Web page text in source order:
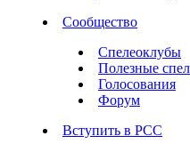
Сообщество
Спелеоклубы
Полезные
Голосования
Форум
Вступить в РСС